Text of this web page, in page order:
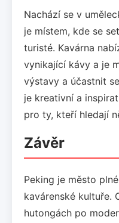
Nachází se v
je místem, kde se
turisté. Kavárna
vynikající kávy a je
výstavy a účastnit
je kreativní a
pro ty, kteří hledají
Závěr
Peking je město
kavárenské kultuře.
hutongách po